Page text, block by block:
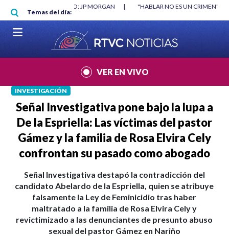
Pasar al contenido principal
Temas del día:
"HABLAR NO ES UN CRIMEN": CARTA DE BETO CORAL |
VER EN VIVO
INVESTIGACIÓN
Señal Investigativa pone bajo la lupa a
De la Espriella: Las víctimas del pastor
Gámez y la familia de Rosa Elvira Cely
confrontan su pasado como abogado
Señal Investigativa destapó la contradicción del
candidato Abelardo de la Espriella, quien se atribuye
falsamente la Ley de Feminicidio tras haber
maltratado a la familia de Rosa Elvira Cely y
revictimizado a las denunciantes de presunto abuso
sexual del pastor Gámez en Nariño